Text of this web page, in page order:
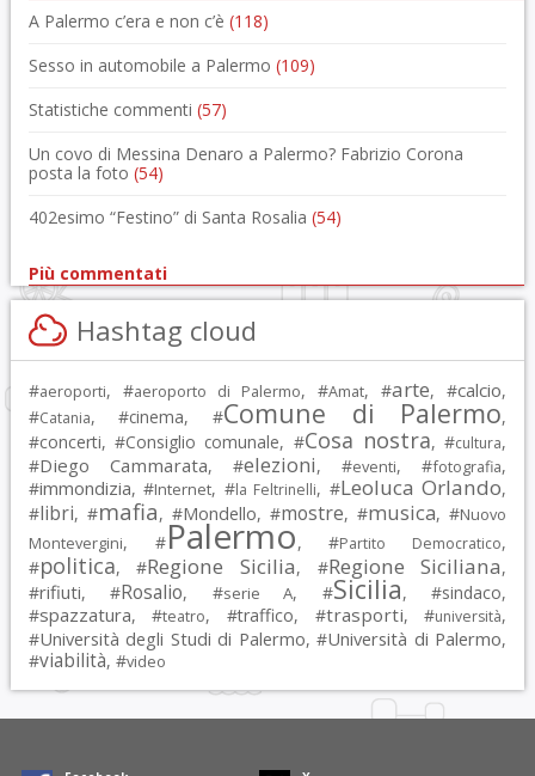
A Palermo c’era e non c’è (118)
Sesso in automobile a Palermo (109)
Statistiche commenti (57)
Un covo di Messina Denaro a Palermo? Fabrizio Corona
posta la foto (54)
402esimo “Festino” di Santa Rosalia (54)
Più commentati
Hashtag cloud
#aeroporti, #aeroporto di Palermo, #Amat, #arte, #calcio,
#Catania, #cinema, #Comune di Palermo,
#concerti, #Consiglio comunale, #Cosa nostra, #cultura,
#Diego Cammarata, #elezioni, #eventi, #fotografia,
#immondizia, #Internet, #la Feltrinelli, #Leoluca Orlando,
#libri, #mafia, #Mondello, #mostre, #musica, #Nuovo
Montevergini, #Palermo, #Partito Democratico,
#politica, #Regione Sicilia, #Regione Siciliana,
#rifiuti, #Rosalio, #serie A, #Sicilia, #sindaco,
#spazzatura, #teatro, #traffico, #trasporti, #università,
#Università degli Studi di Palermo, #Università di Palermo,
#viabilità, #video